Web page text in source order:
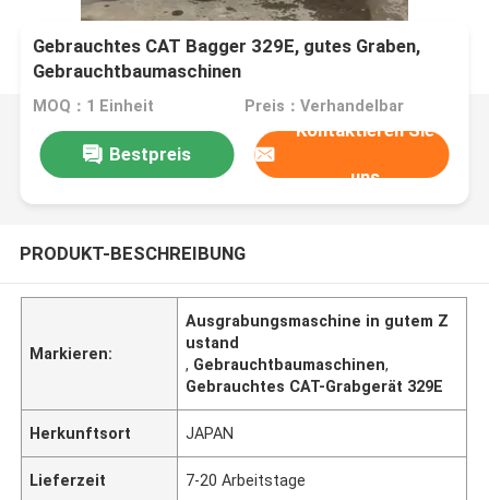
Gebrauchtes CAT Bagger 329E, gutes Graben,
Gebrauchtbaumaschinen
MOQ：1 Einheit Preis：Verhandelbar
Bestpreis
Kontaktieren Sie
uns
PRODUKT-BESCHREIBUNG
Markieren:
Ausgrabungsmaschine in gutem Z
ustand
, Gebrauchtbaumaschinen,
Gebrauchtes CAT-Grabgerät 329E
Herkunftsort JAPAN
Lieferzeit 7-20 Arbeitstage